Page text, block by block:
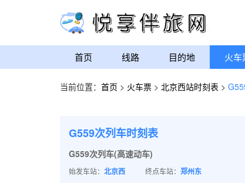
首页 线路 目的地 火车
当前位置： 首页 > 火车票 > 北京西站时刻表 >
G559次列车时刻表
G559次列车(高速动车)
始发车站： 北京西 终点车站： 郑州东